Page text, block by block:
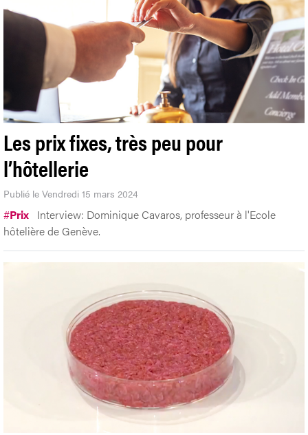
Les prix fixes, très peu pour
l’hôtellerie
Publié le Vendredi 15 mars 2024
#Prix Interview: Dominique Cavaros, professeur à l'Ecole
hôtelière de Genève.